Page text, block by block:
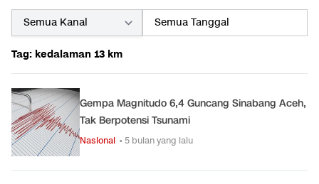
Tag: kedalaman 13 km
Gempa Magnitudo 6,4 Guncang Sinabang Aceh,
Tak Berpotensi Tsunami
Nasional • 5 bulan yang lalu